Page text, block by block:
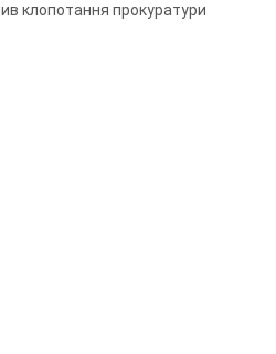
клопотання прокуратури